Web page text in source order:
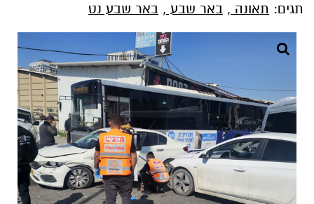
תגים: תאונה , באר שבע , באר שבע נט